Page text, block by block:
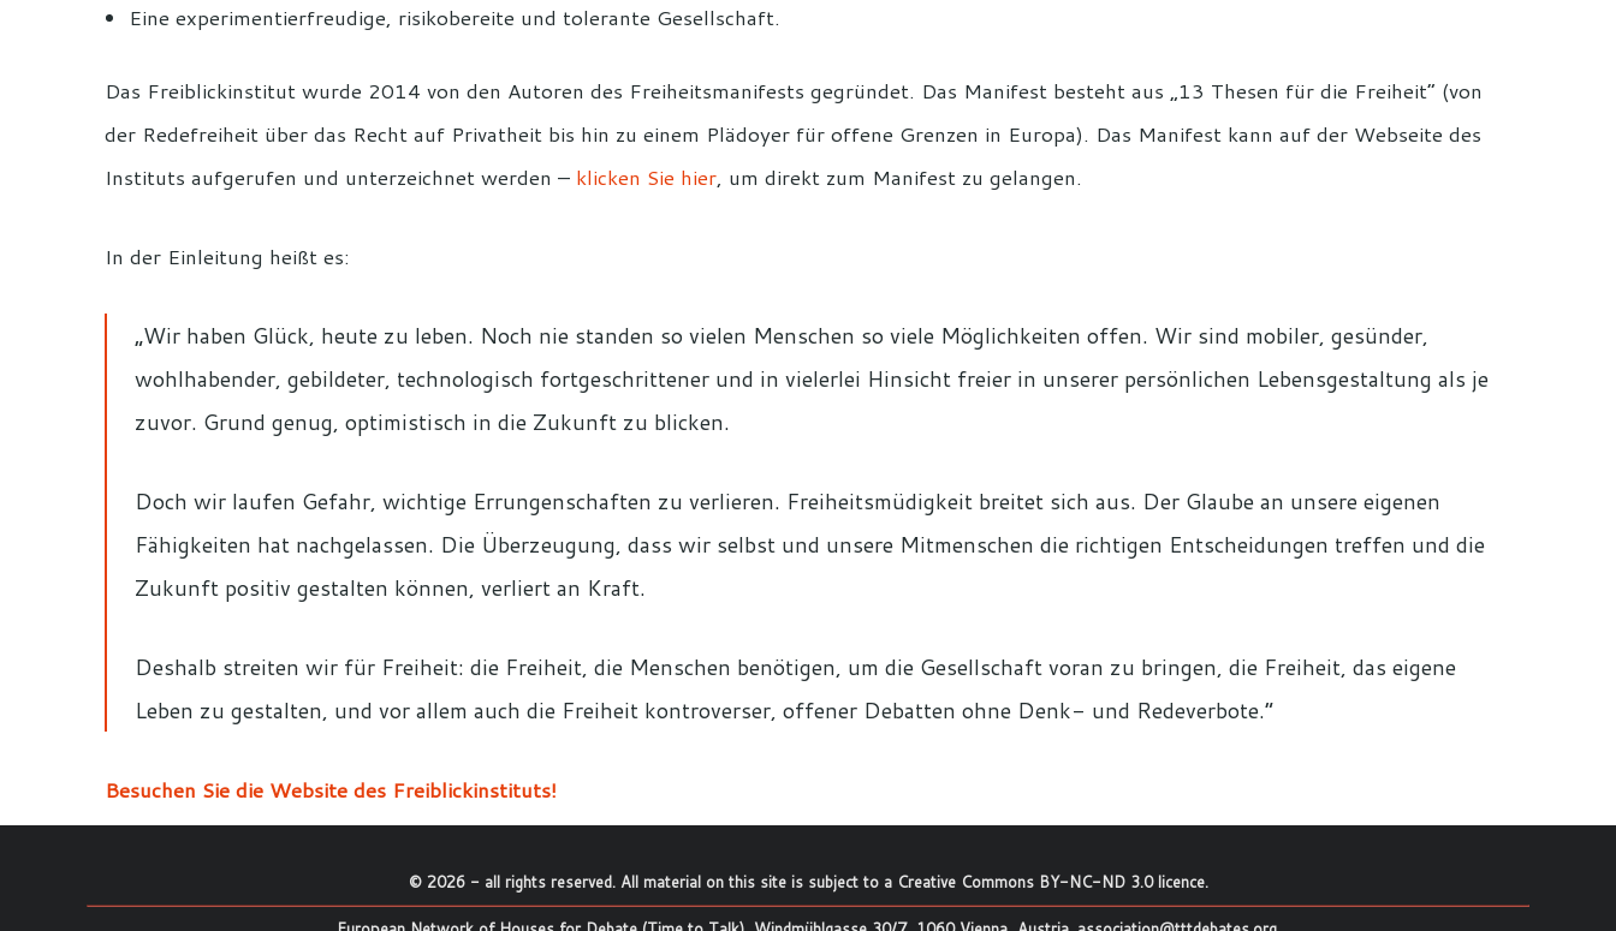
Eine experimentierfreudige, risikobereite und tolerante Gesellschaft.
Das Freiblickinstitut wurde 2014 von den Autoren des Freiheitsmanifests gegründet. Das Manifest besteht aus „13 Thesen für die Freiheit“ (von
der Redefreiheit über das Recht auf Privatheit bis hin zu einem Plädoyer für offene Grenzen in Europa). Das Manifest kann auf der Webseite des
Instituts aufgerufen und unterzeichnet werden – klicken Sie hier, um direkt zum Manifest zu gelangen.
In der Einleitung heißt es:
„Wir haben Glück, heute zu leben. Noch nie standen so vielen Menschen so viele Möglichkeiten offen. Wir sind mobiler, gesünder,
wohlhabender, gebildeter, technologisch fortgeschrittener und in vielerlei Hinsicht freier in unserer persönlichen Lebensgestaltung als je
zuvor. Grund genug, optimistisch in die Zukunft zu blicken.
Doch wir laufen Gefahr, wichtige Errungenschaften zu verlieren. Freiheitsmüdigkeit breitet sich aus. Der Glaube an unsere eigenen
Fähigkeiten hat nachgelassen. Die Überzeugung, dass wir selbst und unsere Mitmenschen die richtigen Entscheidungen treffen und die
Zukunft positiv gestalten können, verliert an Kraft.
Deshalb streiten wir für Freiheit: die Freiheit, die Menschen benötigen, um die Gesellschaft voran zu bringen, die Freiheit, das eigene
Leben zu gestalten, und vor allem auch die Freiheit kontroverser, offener Debatten ohne Denk- und Redeverbote.“
Besuchen Sie die Website des Freiblickinstituts!
© 2026- all rights reserved. All material on this site is subject to a Creative Commons BY-NC-ND 3.0 licence.